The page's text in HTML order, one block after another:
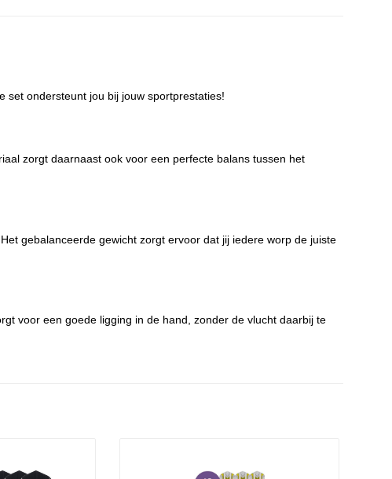
set ondersteunt jou bij jouw sportprestaties!
zorgt daarnaast ook voor een perfecte balans tussen het
gebalanceerde gewicht zorgt ervoor dat jij iedere worp de juiste
voor een goede ligging in de hand, zonder de vlucht daarbij te